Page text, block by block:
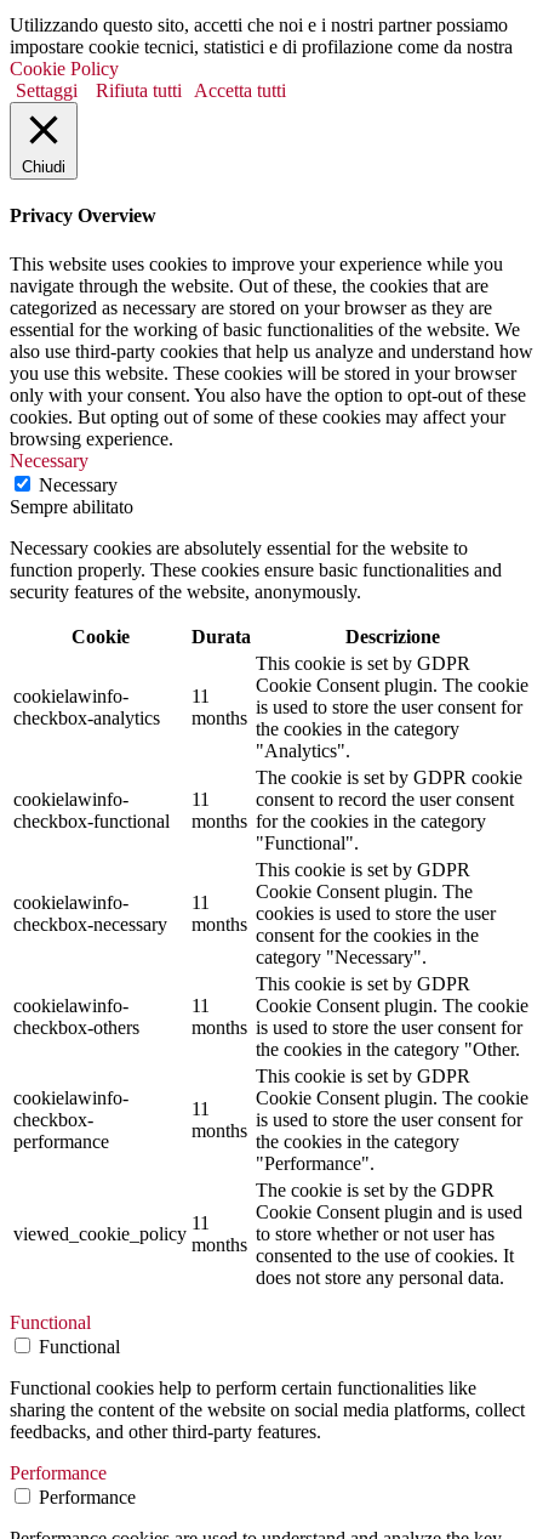
Utilizzando questo sito, accetti che noi e i nostri partner possiamo
impostare cookie tecnici, statistici e di profilazione come da nostra
Cookie Policy
Settaggi
Rifiuta tutti Accetta tutti
Chiudi
Privacy Overview
This website uses cookies to improve your experience while you
navigate through the website. Out of these, the cookies that are
categorized as necessary are stored on your browser as they are
essential for the working of basic functionalities of the website. We
also use third-party cookies that help us analyze and understand how
you use this website. These cookies will be stored in your browser
only with your consent. You also have the option to opt-out of these
cookies. But opting out of some of these cookies may affect your
browsing experience.
Necessary
Necessary
Sempre abilitato
Necessary cookies are absolutely essential for the website to
function properly. These cookies ensure basic functionalities and
security features of the website, anonymously.
Cookie Durata Descrizione
cookielawinfo-
checkbox-analytics
11
months
This cookie is set by GDPR
Cookie Consent plugin. The cookie
is used to store the user consent for
the cookies in the category
"Analytics".
cookielawinfo-
checkbox-functional
11
months
The cookie is set by GDPR cookie
consent to record the user consent
for the cookies in the category
"Functional".
cookielawinfo-
checkbox-necessary
11
months
This cookie is set by GDPR
Cookie Consent plugin. The
cookies is used to store the user
consent for the cookies in the
category "Necessary".
cookielawinfo-
checkbox-others
11
months
This cookie is set by GDPR
Cookie Consent plugin. The cookie
is used to store the user consent for
the cookies in the category "Other.
cookielawinfo-
checkbox-
performance
11
months
This cookie is set by GDPR
Cookie Consent plugin. The cookie
is used to store the user consent for
the cookies in the category
"Performance".
viewed_cookie_policy
11
months
The cookie is set by the GDPR
Cookie Consent plugin and is used
to store whether or not user has
consented to the use of cookies. It
does not store any personal data.
Functional
Functional
Functional cookies help to perform certain functionalities like
sharing the content of the website on social media platforms, collect
feedbacks, and other third-party features.
Performance
Performance